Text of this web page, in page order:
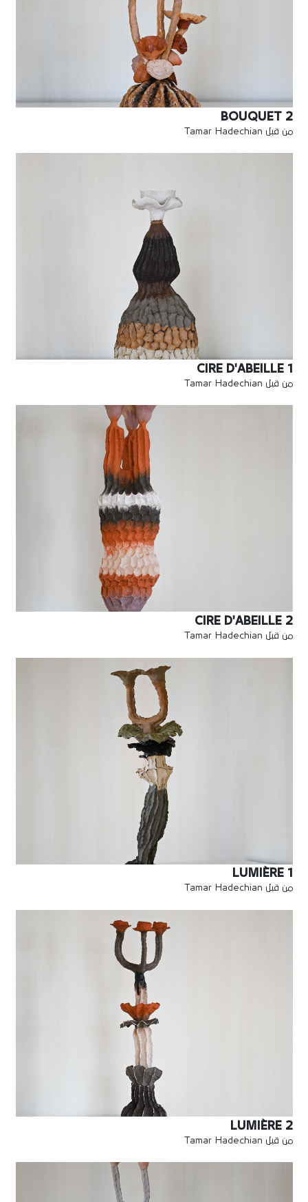
BOUQUET 2
من قبل Tamar Hadechian
CIRE D'ABEILLE 1
من قبل Tamar Hadechian
CIRE D'ABEILLE 2
من قبل Tamar Hadechian
LUMIÈRE 1
من قبل Tamar Hadechian
LUMIÈRE 2
من قبل Tamar Hadechian